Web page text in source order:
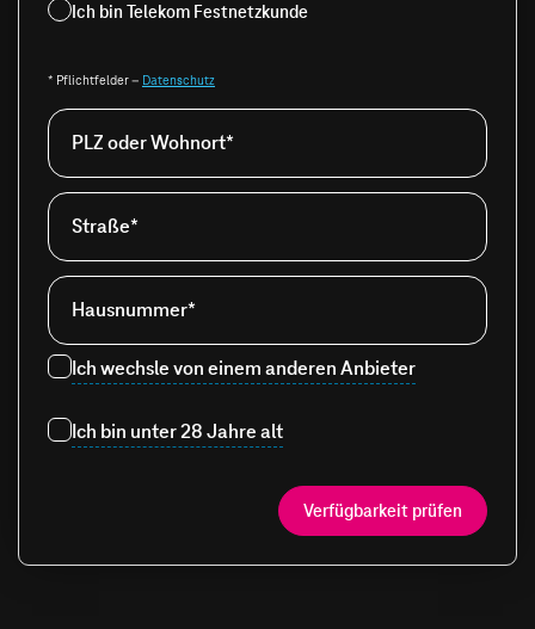
Ich bin Telekom Festnetzkunde
* Pflichtfelder – Datenschutz
PLZ oder Wohnort*
Straße*
Hausnummer*
Ich wechsle von einem anderen Anbieter
Ich bin unter 28 Jahre alt
Verfügbarkeit prüfen